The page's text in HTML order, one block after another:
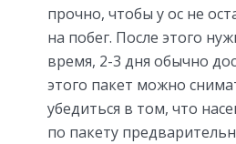
прочно, чтобы у ос не
на побег. После этого
время, 2-3 дня обычно
этого пакет можно
убедиться в том, что
по пакету